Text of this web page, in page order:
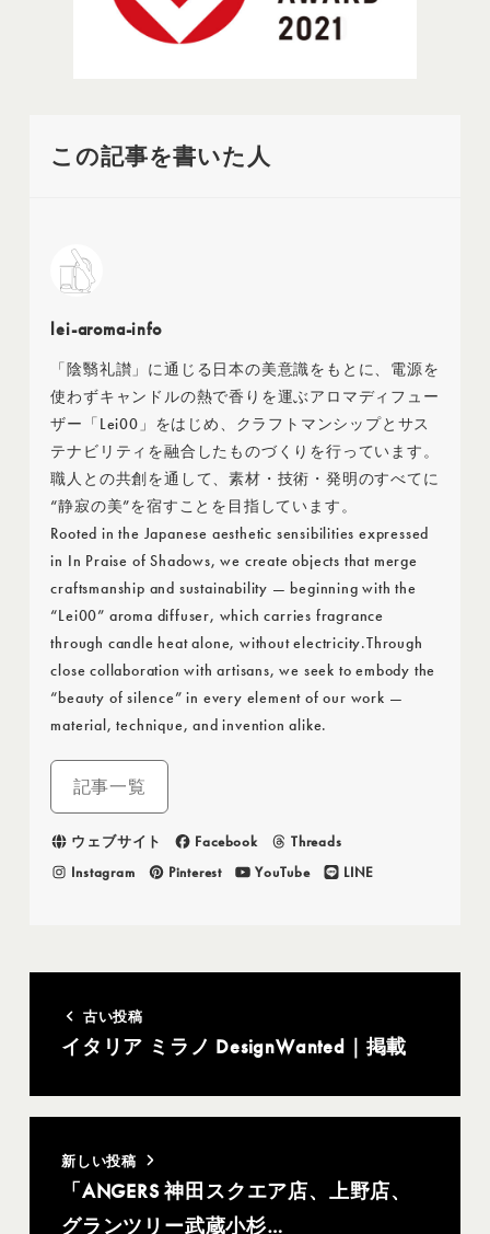
この記事を書いた人
lei-aroma-info
「陰翳礼讃」に通じる日本の美意識をもとに、電源を
使わずキャンドルの熱で香りを運ぶアロマディフュー
ザー「Lei00」をはじめ、クラフトマンシップとサス
テナビリティを融合したものづくりを行っています。
職人との共創を通して、素材・技術・発明のすべてに
“静寂の美”を宿すことを目指しています。
Rooted in the Japanese aesthetic sensibilities expressed
in In Praise of Shadows, we create objects that merge
craftsmanship and sustainability — beginning with the
“Lei00” aroma diffuser, which carries fragrance
through candle heat alone, without electricity.Through
close collaboration with artisans, we seek to embody the
“beauty of silence” in every element of our work —
material, technique, and invention alike.
記事一覧
ウェブサイト Facebook
Threads
Instagram
Pinterest YouTube LINE
古い投稿
イタリア ミラノ DesignWanted｜掲載
新しい投稿
「ANGERS 神田スクエア店、上野店、
グランツリー武蔵小杉…